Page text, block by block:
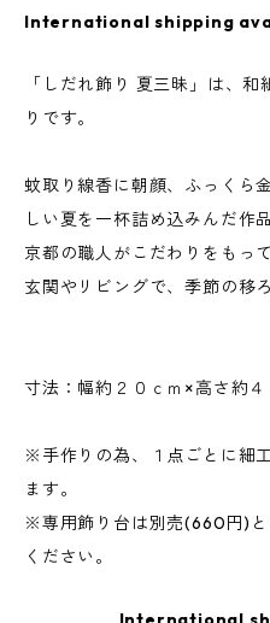
International shipping
「しだれ飾り 夏三昧」は、
りです。
蚊取り線香に朝顔、ふっくら
しい夏を一杯詰め込みんだ作
京都の職人がこだわりをもっ
玄関やリビングで、季節の移
寸法：幅約２０ｃｍ×高さ約４
※手作りの為、１点ごとに細
ます。
※専用飾り台は別売(660円)と
ください。